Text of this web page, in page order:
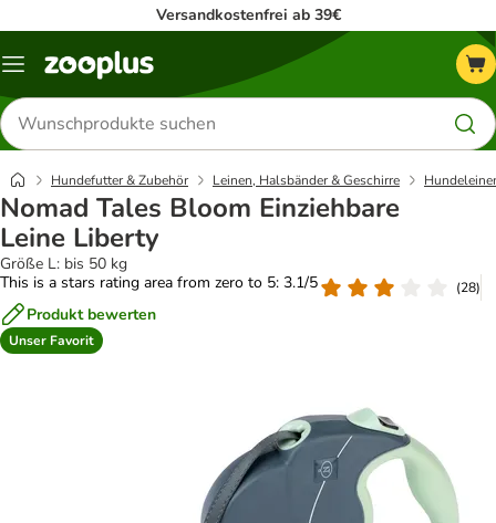
Versandkostenfrei ab 39€
Menü
Produkte
suchen
Hundefutter & Zubehör Leinen, Halsbänder & Geschirre
Nomad Tales Bloom Einziehbare
Leine Liberty
Größe L: bis 50 kg
This is a stars rating area from zero to 5: 3.1/5
(28)
Produkt bewerten
Unser Favorit